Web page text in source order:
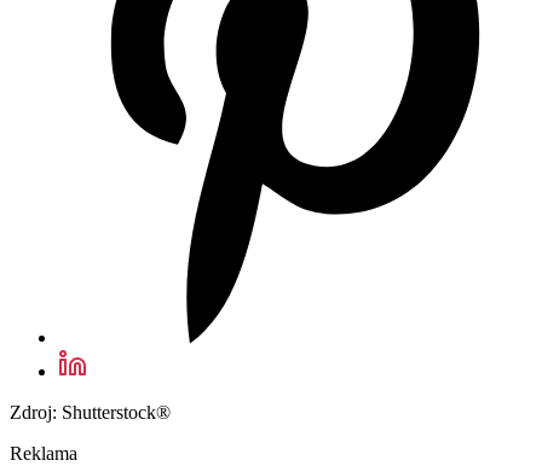
Zdroj: Shutterstock®
Reklama